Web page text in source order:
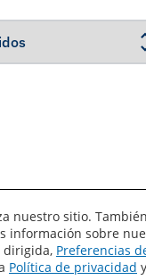
Suministro de
nuestro sitio. También
información sobre
dirigida, Preferencias
Política de privacidad y